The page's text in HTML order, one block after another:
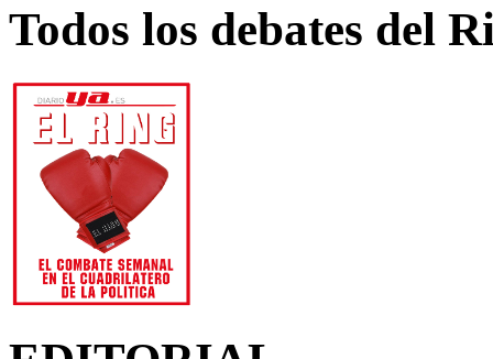
Todos los debates del